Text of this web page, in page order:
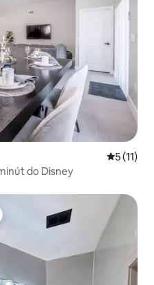
5 (11)
do Disney